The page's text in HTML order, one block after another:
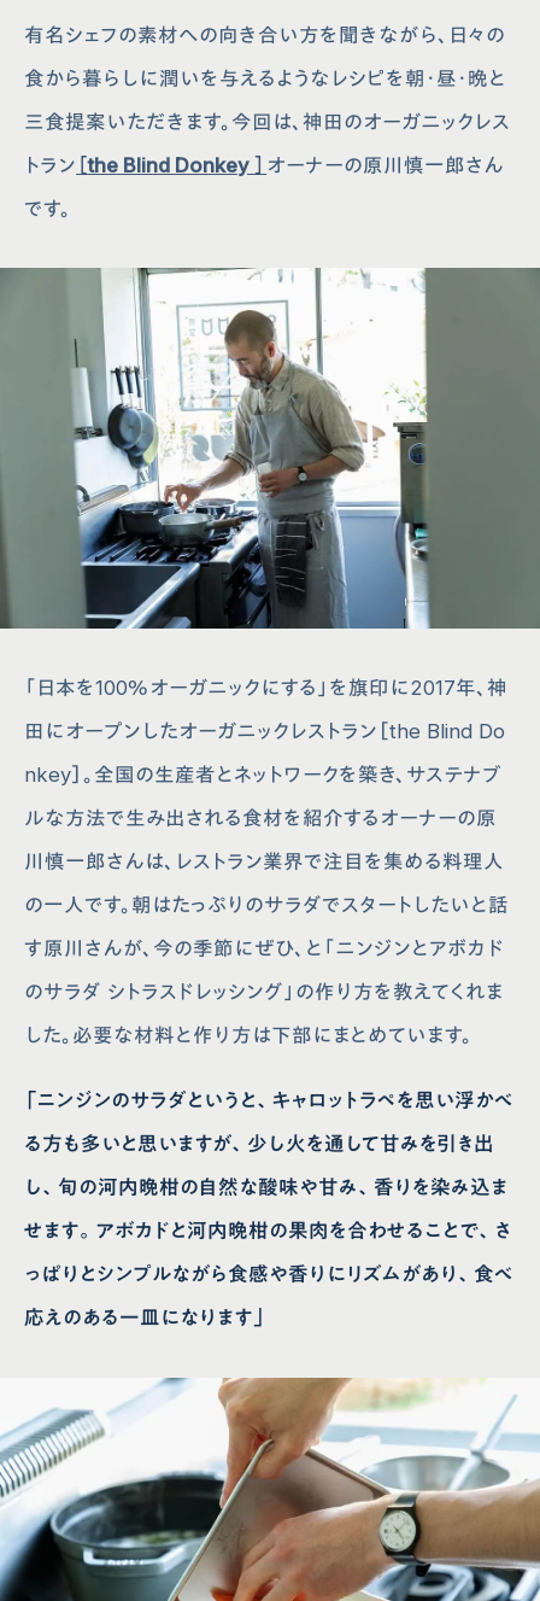
有名シェフの素材への向き合い⽅を聞きながら、⽇々の
⾷から暮らしに潤いを与えるようなレシピを朝・昼・晩と
三⾷提案いただきます。今回は、神⽥のオーガニックレス
トラン ［the Blind Donkey ］ オーナーの原川慎⼀郎さん
です。
「日本を100％オーガニックにする」を旗印に2017年、神
田にオープンしたオーガニックレストラン［the Blind Do
nkey］。全国の生産者とネットワークを築き、サステナブ
ルな方法で生み出される食材を紹介するオーナーの原
川慎一郎さんは、レストラン業界で注目を集める料理人
の一人です。朝はたっぷりのサラダでスタートしたいと話
す原川さんが、今の季節にぜひ、と「ニンジンとアボカド
のサラダ シトラスドレッシング」の作り方を教えてくれま
した。必要な材料と作り方は下部にまとめています。
「ニンジンのサラダというと、キャロットラペを思い浮かべ
る方も多いと思いますが、少し火を通して甘みを引き出
し、旬の河内晩柑の自然な酸味や甘み、香りを染み込ま
せます。アボカドと河内晩柑の果肉を合わせることで、さ
っぱりとシンプルながら食感や香りにリズムがあり、食べ
応えのある一皿になります」